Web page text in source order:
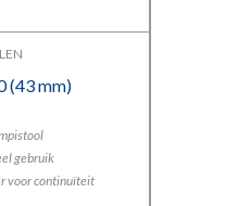
(43 mm)
gebruik
voor continuïteit